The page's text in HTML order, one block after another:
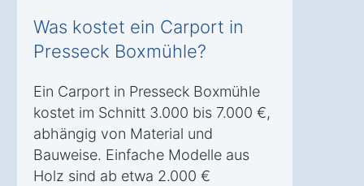
Was kostet ein Carport in
Presseck Boxmühle?
Ein Carport in Presseck Boxmühle
kostet im Schnitt 3.000 bis 7.000 €,
abhängig von Material und
Bauweise. Einfache Modelle aus
Holz sind ab etwa 2.000 €